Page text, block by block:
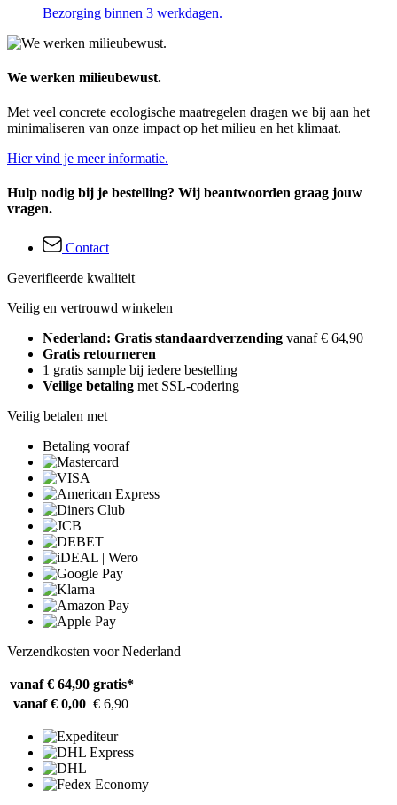
Bezorging binnen 3 werkdagen.
We werken milieubewust.
Met veel concrete ecologische maatregelen dragen we bij aan het
minimaliseren van onze impact op het milieu en het klimaat.
Hier vind je meer informatie.
Hulp nodig bij je bestelling? Wij beantwoorden graag jouw
vragen.
Contact
Geverifieerde kwaliteit
Veilig en vertrouwd winkelen
Nederland: Gratis standaardverzending vanaf € 64,90
Gratis retourneren
1 gratis sample bij iedere bestelling
Veilige betaling met SSL-codering
Veilig betalen met
Betaling vooraf
Verzendkosten voor Nederland
vanaf € 64,90 gratis*
vanaf € 0,00 € 6,90